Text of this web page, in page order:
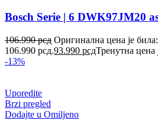
Bosch Serie | 6 DWK97JM20
106.990рсд Оригинална цена је била:
106.990 рсд.93.990 рсдТренутна цена
-13%
Uporedite
Brzi pregled
Dodajte u Omiljeno